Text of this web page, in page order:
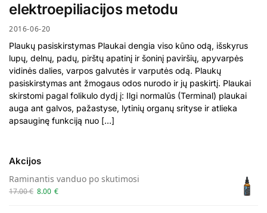
elektroepiliacijos metodu
2016-06-20
Plaukų pasiskirstymas Plaukai dengia viso kūno odą, išskyrus
lupų, delnų, padų, pirštų apatinį ir šoninį paviršių, apyvarpės
vidinės dalies, varpos galvutės ir varputės odą. Plaukų
pasiskirstymas ant žmogaus odos nurodo ir jų paskirtį. Plaukai
skirstomi pagal folikulo dydį į: Ilgi normalūs (Terminal) plaukai
auga ant galvos, pažastyse, lytinių organų srityse ir atlieka
apsauginę funkciją nuo […]
Akcijos
Raminantis vanduo po skutimosi
17.00€ 8.00 €